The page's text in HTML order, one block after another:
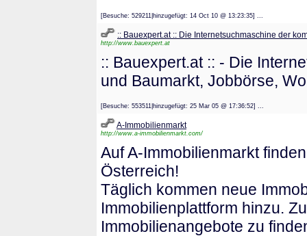
[Besuche: 529211|hinzugefügt: 14 Oct 10 @ 13:23:35] ...
:: Bauexpert.at :: Die Internetsuchmaschine der
http://www.bauexpert.at
:: Bauexpert.at :: - Die
und Baumarkt, Jobbörse,
[Besuche: 553511|hinzugefügt: 25 Mar 05 @ 17:36:52] ...
A-Immobilienmarkt
http://www.a-immobilienmarkt.com/
Auf A-Immobilienmarkt
Österreich!
Täglich kommen neue
Immobilienplattform hinzu.
Immobilienangebote zu